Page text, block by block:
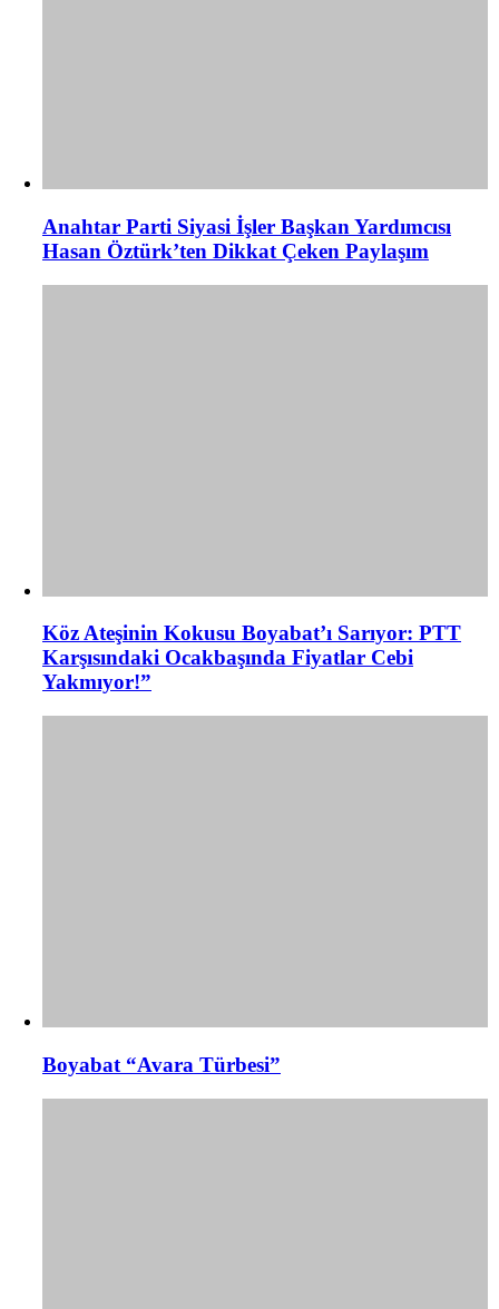
Anahtar Parti Siyasi İşler Başkan Yardımcısı
Hasan Öztürk’ten Dikkat Çeken Paylaşım
Köz Ateşinin Kokusu Boyabat’ı Sarıyor: PTT
Karşısındaki Ocakbaşında Fiyatlar Cebi
Yakmıyor!”
Boyabat “Avara Türbesi”